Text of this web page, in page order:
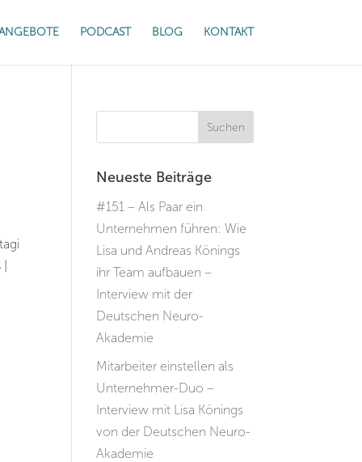
PODCAST BLOG KONTAKT
Neueste Beiträge
#151 – Als Paar ein
Unternehmen führen: Wie
Lisa und Andreas Könings
ihr Team aufbauen –
Interview mit der
Deutschen Neuro-
Akademie
Mitarbeiter einstellen als
Unternehmer-Duo –
Interview mit Lisa Könings
von der Deutschen Neuro-
Akademie